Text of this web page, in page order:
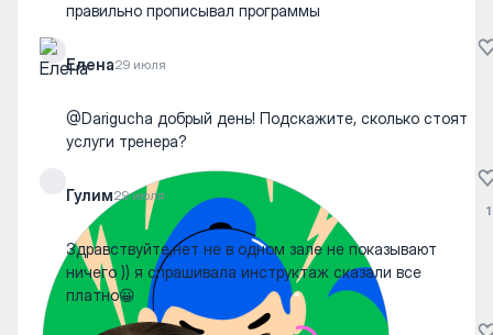
правильно прописывал программы
Елена29 июля
@Darigucha добрый день! Подскажите, сколько стоят
услуги тренера?
Гулим29 июля
Здравствуйте,нет не в одном зале не показывают
ничего )) я спрашивала инструктаж сказали все
платно😀
1